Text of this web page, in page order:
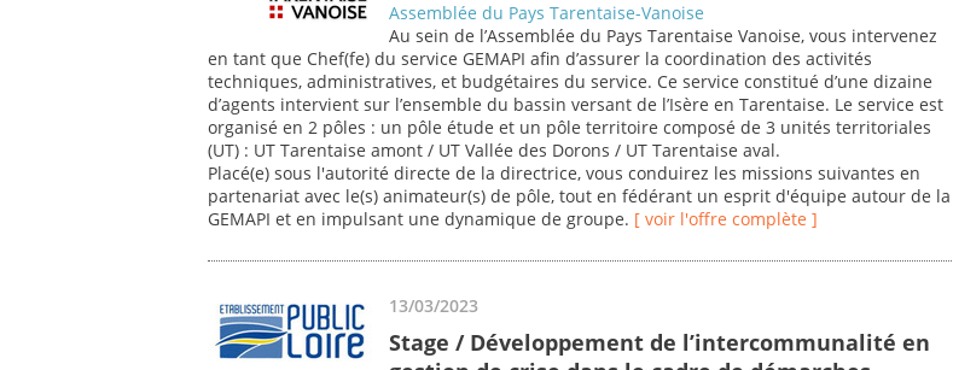
Assemblée du Pays Tarentaise-Vanoise
Au sein de l’Assemblée du Pays Tarentaise Vanoise, vous intervenez
en tant que Chef(fe) du service GEMAPI afin d’assurer la coordination des activités
techniques, administratives, et budgétaires du service. Ce service constitué d’une dizaine
d’agents intervient sur l’ensemble du bassin versant de l’Isère en Tarentaise. Le service est
organisé en 2 pôles : un pôle étude et un pôle territoire composé de 3 unités territoriales
(UT) : UT Tarentaise amont / UT Vallée des Dorons / UT Tarentaise aval.
Placé(e) sous l'autorité directe de la directrice, vous conduirez les missions suivantes en
partenariat avec le(s) animateur(s) de pôle, tout en fédérant un esprit d'équipe autour de la
GEMAPI et en impulsant une dynamique de groupe. [ voir l'offre complète ]
13/03/2023
Stage / Développement de l’intercommunalité en